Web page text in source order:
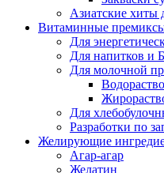
Азиатские
Витаминные
Для
Для напитков и
Для молочной
Для
Разработки по
Желирующие
Агар-агар
Желатин